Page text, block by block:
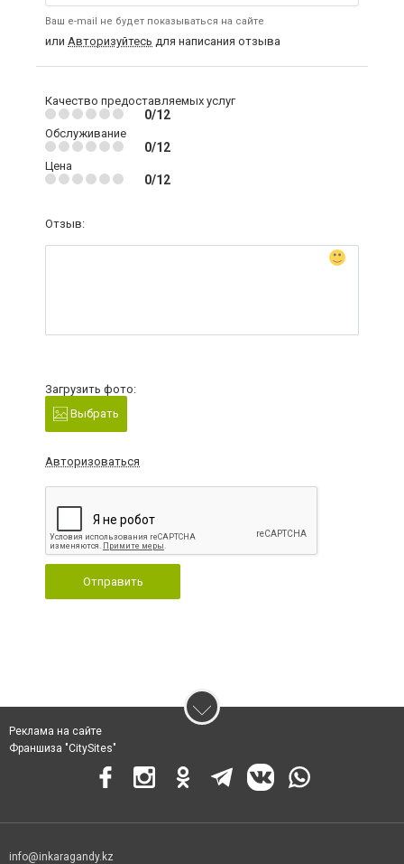
Ваш e-mail не будет показываться на сайте
или Авторизуйтесь для написания отзыва
Качество предоставляемых услуг
0/12
Обслуживание
0/12
Цена
0/12
Отзыв:
Загрузить фото:
Выбрать
Авторизоваться
Отправить
Реклама на сайте
Франшиза "CitySites"
info@inkaragandy.kz